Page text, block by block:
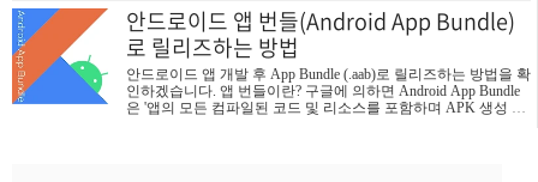
안드로이드 앱 번들(Android App Bundle)
로 릴리즈하는 방법
안드로이드 앱 개발 후 App Bundle (.aab)로 릴리즈하는 방법을 확
인하겠습니다. 앱 번들이란? 구글에 의하면 Android App Bundle
은 '앱의 모든 컴파일된 코드 및 리소스를 포함하며 APK 생성 및